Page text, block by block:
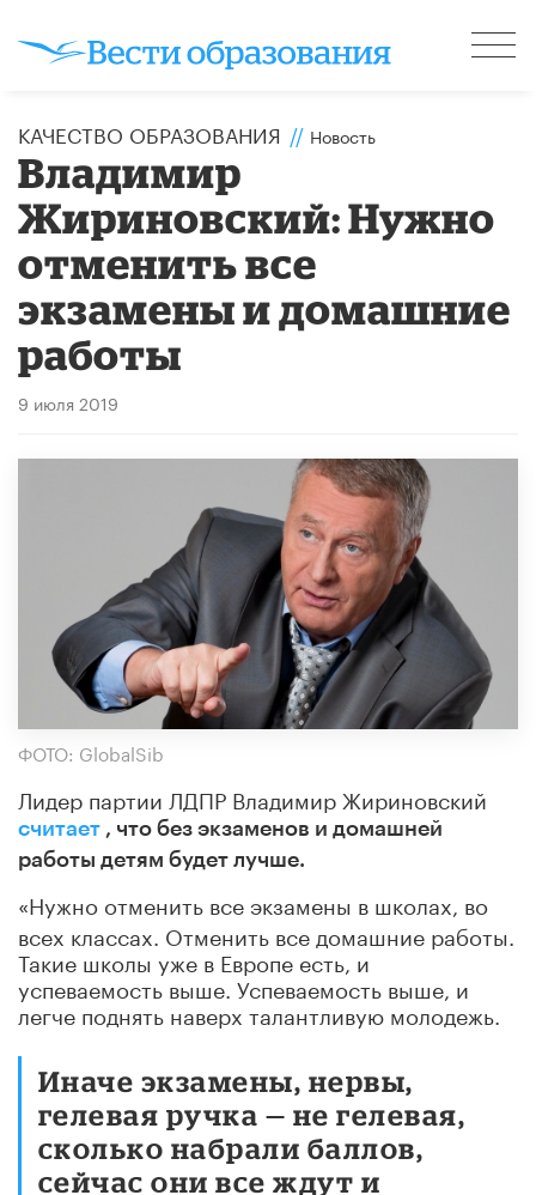
КАЧЕСТВО ОБРАЗОВАНИЯ // Новость
Владимир
Жириновский: Нужно
отменить все
экзамены и домашние
работы
9 июля 2019
ФОТО: GlobalSib
Лидер партии ЛДПР Владимир Жириновский
считает , что без экзаменов и домашней
работы детям будет лучше.
«Нужно отменить все экзамены в школах, во
всех классах. Отменить все домашние работы.
Такие школы уже в Европе есть, и
успеваемость выше. Успеваемость выше, и
легче поднять наверх талантливую молодежь.
Иначе экзамены, нервы,
гелевая ручка — не гелевая,
сколько набрали баллов,
сейчас они все ждут и